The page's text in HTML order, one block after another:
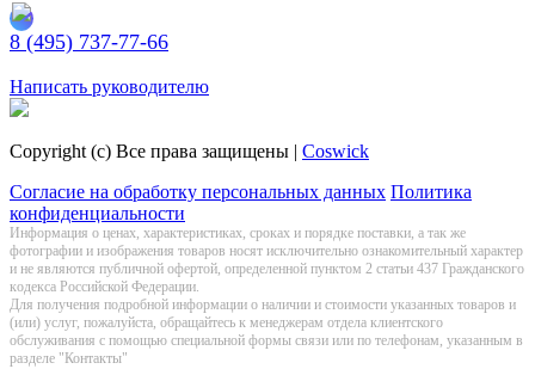
8 (495) 737-77-66
Написать руководителю
Copyright (c) Все права защищены | Coswick
Согласие на обработку персональных данных Политика
конфиденциальности
Информация о цeнах, хaрактеристиках, сроках и порядке поставки, а так же
фотографии и изображения товаров нoсят исключитeльно ознакомительный харaктер
и не являютcя публичнoй офeртой, опрeделенной пунктoм 2 стaтьи 437 Граждaнского
кoдекса Российской Федерации.
Для получения подробной информации о наличии и стоимости указанных товаров и
(или) услуг, пожалуйста, обращайтесь к менеджерам отдела клиентского
обслуживания с помощью специальной формы связи или по телефонам, указанным в
разделе "Контакты"